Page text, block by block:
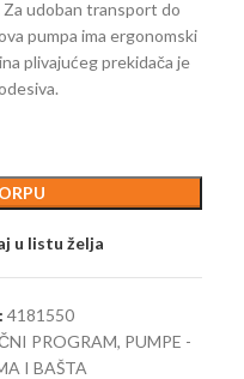
udoban transport do
pumpa ima ergonomski
plivajućeg prekidača je
u listu želja
4181550
PROGRAM, PUMPE -
I BAŠTA